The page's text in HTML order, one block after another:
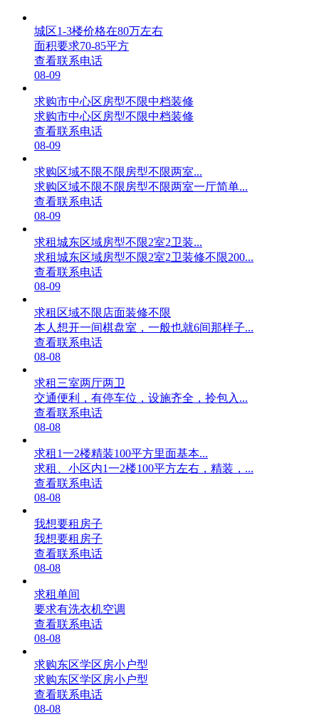
城区1-3楼价格在80万左右
面积要求70-85平方
查看联系电话
08-09
求购市中心区房型不限中档装修
求购市中心区房型不限中档装修
查看联系电话
08-09
求购区域不限不限房型不限两室...
求购区域不限不限房型不限两室一厅简单...
查看联系电话
08-09
求租城东区域房型不限2室2卫装...
求租城东区域房型不限2室2卫装修不限200...
查看联系电话
08-09
求租区域不限店面装修不限
本人想开一间棋盘室，一般也就6间那样子...
查看联系电话
08-08
求租三室两厅两卫
交通便利，有停车位，设施齐全，拎包入...
查看联系电话
08-08
求租1一2楼精装100平方里面基本...
求租、小区内1一2楼100平方左右，精装，...
查看联系电话
08-08
我想要租房子
我想要租房子
查看联系电话
08-08
求租单间
要求有洗衣机空调
查看联系电话
08-08
求购东区学区房小户型
求购东区学区房小户型
查看联系电话
08-08